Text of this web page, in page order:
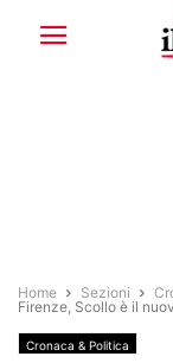
Home Sezioni
Firenze, Scollo è il
Cronaca & Politica